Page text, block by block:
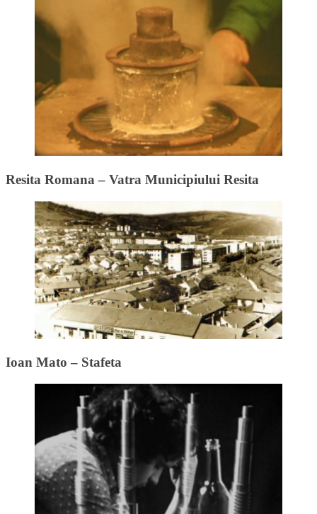
Resita Romana – Vatra Municipiului Resita
Ioan Mato – Stafeta